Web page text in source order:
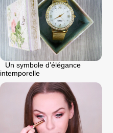
Un symbole d’élégance
intemporelle